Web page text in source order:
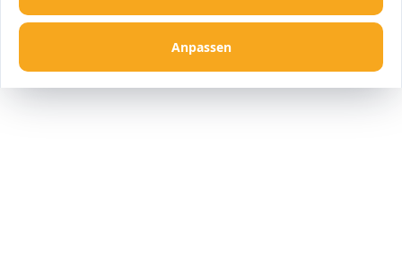
Anpassen